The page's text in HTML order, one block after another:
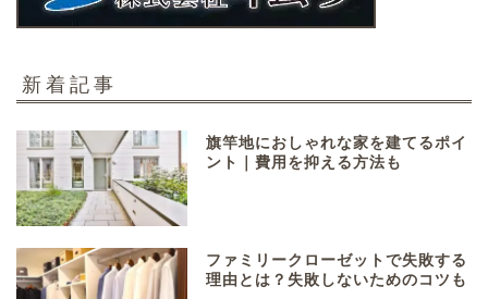
新着記事
旗竿地におしゃれな家を建てるポイ
ント｜費用を抑える方法も
ファミリークローゼットで失敗する
理由とは？失敗しないためのコツも